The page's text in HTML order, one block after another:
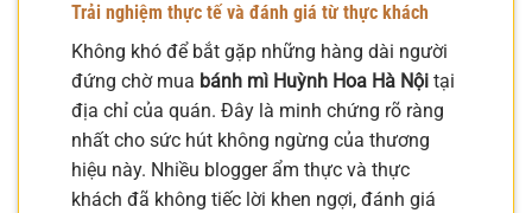
Trải nghiệm thực tế và đánh giá từ thực khách
Không khó để bắt gặp những hàng dài người
đứng chờ mua bánh mì Huỳnh Hoa Hà Nội tại
địa chỉ của quán. Đây là minh chứng rõ ràng
nhất cho sức hút không ngừng của thương
hiệu này. Nhiều blogger ẩm thực và thực
khách đã không tiếc lời khen ngợi, đánh giá